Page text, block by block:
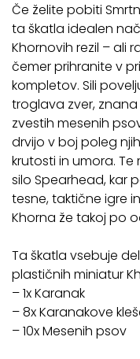
Če želite pobiti
ta škatla idealen
Khornovih rezil – ali
čemer prihranite v
kompletov. Sili
troglava zver,
zvestih mesenih
drvijo v boj poleg
krutosti in umora.
silo Spearhead, kar
tesne, taktične igre
Khorna že takoj po
Ta škatla vsebuje
plastičnih miniatur
– 1x Karanak
– 8x Karanakove
– 10x Mesenih psov